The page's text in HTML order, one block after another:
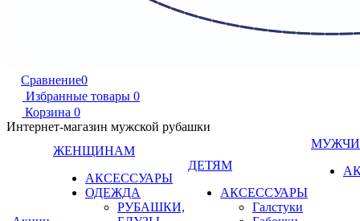
Сравнение0
Избранные товары 0
Корзина 0
Интернет-магазин мужской рубашки
ЖЕНЩИНАМ
АКСЕССУАРЫ
ОДЕЖДА
РУБАШКИ,
ДЕТЯМ
АКСЕССУАРЫ
Галстуки